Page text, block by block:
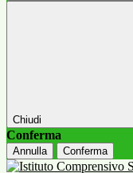
Chiudi
Conferma
Annulla Conferma